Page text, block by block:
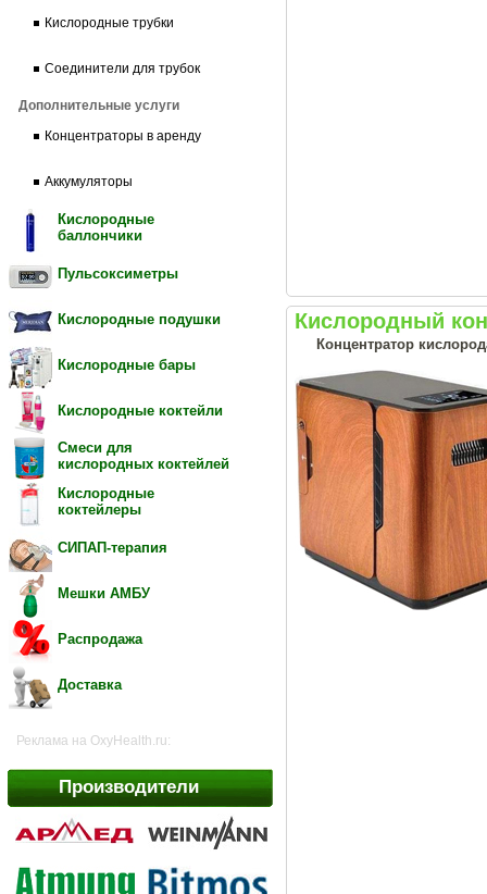
Кислородные трубки
Соединители для трубок
Дополнительные услуги
Концентраторы в аренду
Аккумуляторы
Кислородные
баллончики
Пульсоксиметры
Кислородные подушки
Кислородные бары
Кислородные коктейли
Смеси для
кислородных коктейлей
Кислородные
коктейлеры
СИПАП-терапия
Мешки АМБУ
Распродажа
Доставка
Реклама на OxyHealth.ru:
Производители
Кислородный
Концентратор